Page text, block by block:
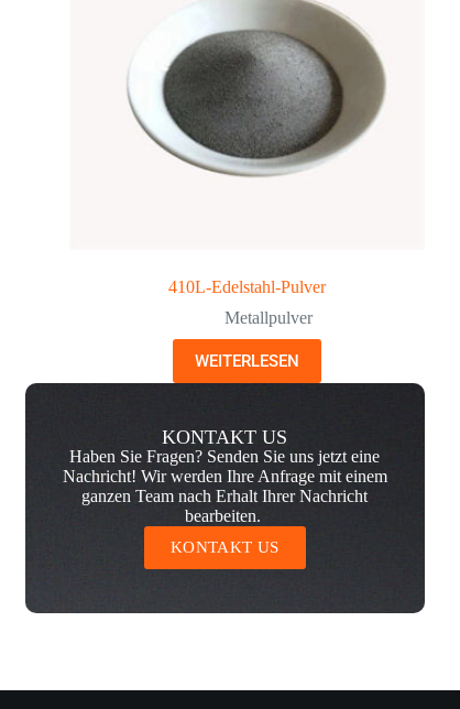
410L-Edelstahl-Pulver
Metallpulver
WEITERLESEN
KONTAKT US
Haben Sie Fragen? Senden Sie uns jetzt eine
Nachricht! Wir werden Ihre Anfrage mit einem
ganzen Team nach Erhalt Ihrer Nachricht
bearbeiten.
KONTAKT US